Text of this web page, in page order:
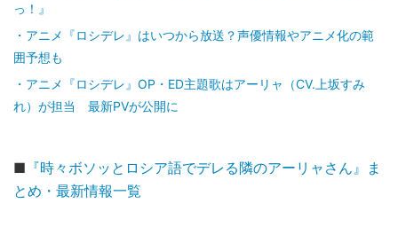
っ！』
アニメ『ロシデレ』はいつから放送？声優情報やアニメ化の範
囲予想も
アニメ『ロシデレ』OP・ED主題歌はアーリャ（CV.上坂すみ
れ）が担当 最新PVが公開に
■ 『時々ボソッとロシア語でデレる隣のアーリャさん』ま
とめ・最新情報一覧